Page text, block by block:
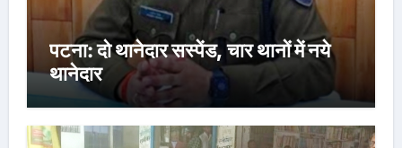
पटना: दो थानेदार सस्पेंड, चार थानों में नये
थानेदार